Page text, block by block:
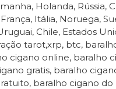
Holanda, Rússia,
Itália, Noruega,
Chile, Estados
tarot,xrp, btc,
cigano online, baralho
gratis, baralho
baralho cigano do